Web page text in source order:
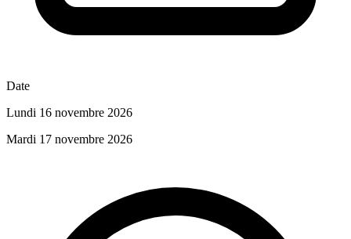
Date
Lundi 16 novembre 2026
Mardi 17 novembre 2026